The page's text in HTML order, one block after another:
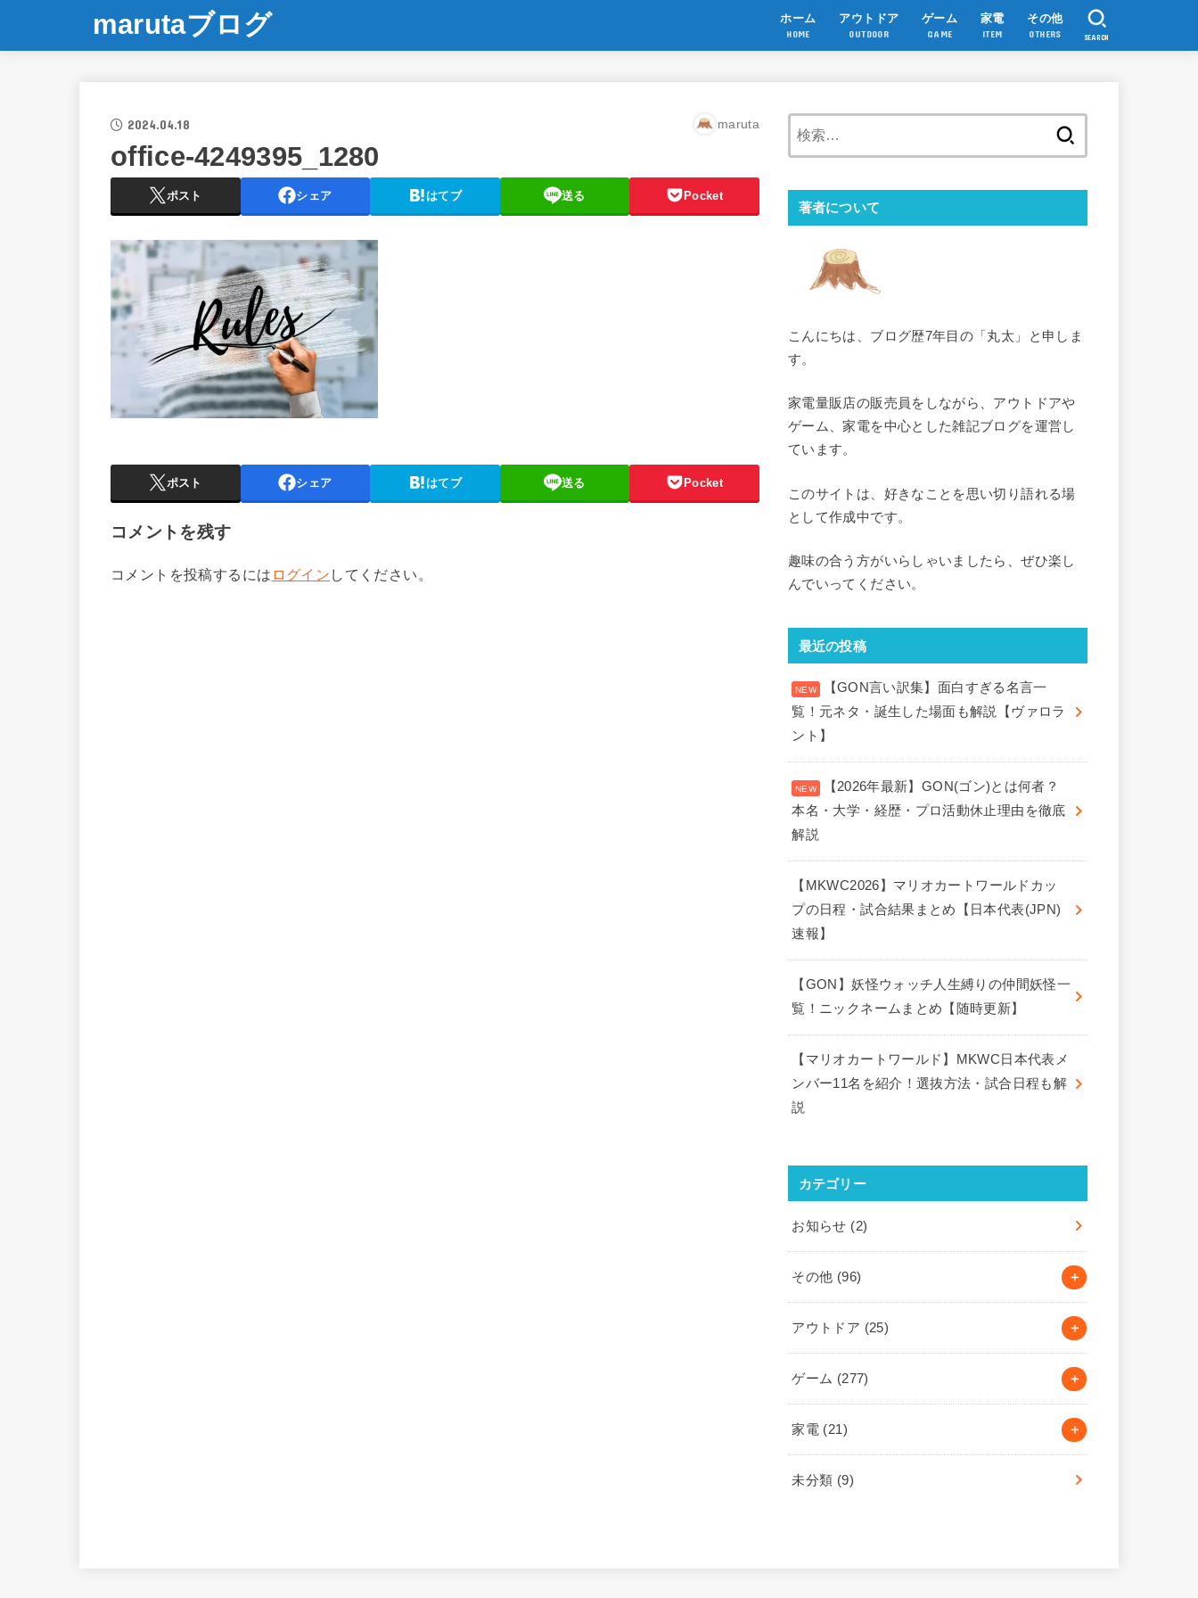
marutaブログ ホーム
HOME
アウトドア
OUTDOOR
ゲーム
GAME
家電
ITEM
その他
OTHERS SEARCH
2024.04.18 maruta
office-4249395_1280
ポスト シェア はてブ 送る Pocket
ポスト シェア はてブ 送る Pocket
コメントを残す
コメントを投稿するには ログイン してください。
著者について
こんにちは、ブログ歴7年目の「丸太」と申しま
す。
家電量販店の販売員をしながら、アウトドアや
ゲーム、家電を中心とした雑記ブログを運営し
ています。
このサイトは、好きなことを思い切り語れる場
として作成中です。
趣味の合う方がいらしゃいましたら、ぜひ楽し
んでいってください。
最近の投稿
【GON言い訳集】面白すぎる名言一
覧！元ネタ・誕生した場面も解説【ヴァロラ
ント】
【2026年最新】GON(ゴン)とは何者？
本名・大学・経歴・プロ活動休止理由を徹底
解説
【MKWC2026】マリオカートワールドカッ
プの日程・試合結果まとめ【日本代表(JPN)
速報】
【GON】妖怪ウォッチ人生縛りの仲間妖怪一
覧！ニックネームまとめ【随時更新】
【マリオカートワールド】MKWC日本代表メ
ンバー11名を紹介！選抜方法・試合日程も解
説
カテゴリー
お知らせ (2)
その他 (96)
アウトドア (25)
ゲーム (277)
家電 (21)
未分類 (9)